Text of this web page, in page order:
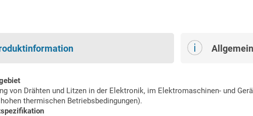
von Drähten und Litzen in der Elektronik, im Elektromaschinen- und
thermischen Betriebsbedingungen).